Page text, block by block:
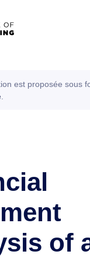
est proposée sous
of